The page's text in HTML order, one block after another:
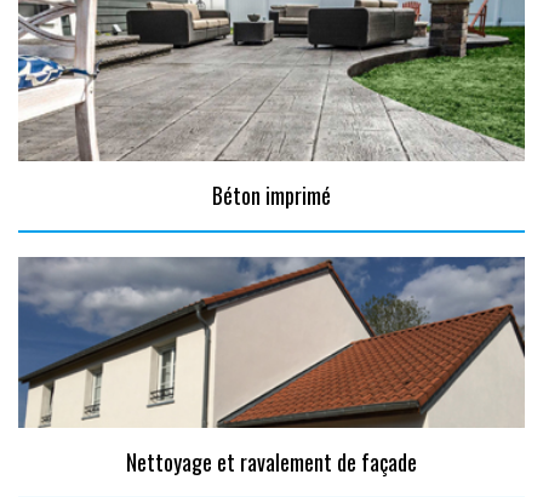
Béton imprimé
Nettoyage et ravalement de façade